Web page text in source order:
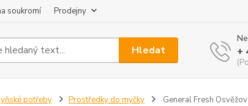
soukromí Prodejny
Hledat +
potřeby Prostředky do myčky General Fresh